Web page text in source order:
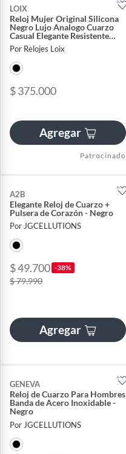
LOIX
Reloj Mujer Original Silicona
Negro Lujo Analogo Cuarzo
Casual Elegante Resistente
L1313G-1
Por Relojes Loix
$ 375.000
Agregar
Patrocinado
A2B
Elegante Reloj de Cuarzo +
Pulsera de Corazón - Negro
Por JGCELLUTIONS
$ 49.700 -38%
$ 79.990
Agregar
GENEVA
Reloj de Cuarzo Para Hombres
Banda de Acero Inoxidable -
Negro
Por JGCELLUTIONS